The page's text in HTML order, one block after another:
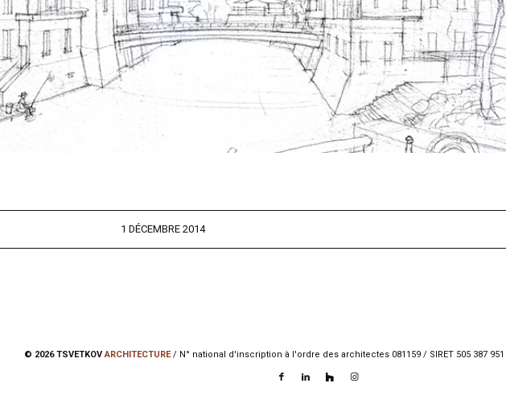
1 DÉCEMBRE 2014
© 2026 TSVETKOV ARCHITECTURE/ N° national d'inscription à l'ordre des architectes 081159 / SIRET 505 387 951